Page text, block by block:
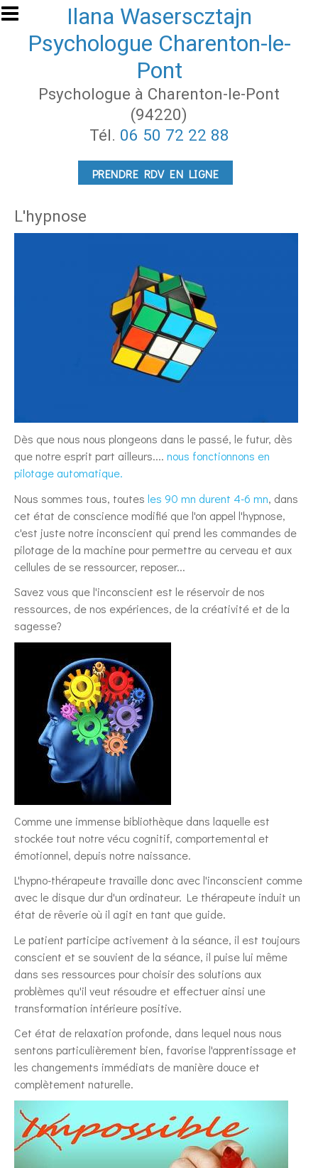
Aller au contenu principalIlana Waserscztajn
Psychologue Charenton-le-
Pont
Psychologue à Charenton-le-Pont
(94220)
Tél. 06 50 72 22 88
PRENDRE RDV EN LIGNE
L'hypnose
Dès que nous nous plongeons dans le passé, le futur, dès
que notre esprit part ailleurs.... nous fonctionnons en
pilotage automatique.
Nous sommes tous, toutes les 90 mn durent 4-6 mn, dans
cet état de conscience modifié que l'on appel l'hypnose,
c'est juste notre inconscient qui prend les commandes de
pilotage de la machine pour permettre au cerveau et aux
cellules de se ressourcer, reposer...
Savez vous que l'inconscient est le réservoir de nos
ressources, de nos expériences, de la créativité et de la
sagesse?
Comme une immense bibliothèque dans laquelle est
stockée tout notre vécu cognitif, comportemental et
émotionnel, depuis notre naissance.
L'hypno-thérapeute travaille donc avec l'inconscient comme
avec le disque dur d'un ordinateur. Le thérapeute induit un
état de rêverie où il agit en tant que guide.
Le patient participe activement à la séance, il est toujours
conscient et se souvient de la séance, il puise lui même
dans ses ressources pour choisir des solutions aux
problèmes qu'il veut résoudre et effectuer ainsi une
transformation intérieure positive.
Cet état de relaxation profonde, dans lequel nous nous
sentons particulièrement bien, favorise l'apprentissage et
les changements immédiats de manière douce et
complètement naturelle.